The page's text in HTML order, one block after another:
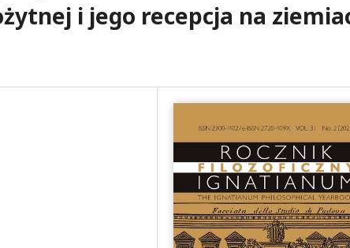
i jego recepcja na